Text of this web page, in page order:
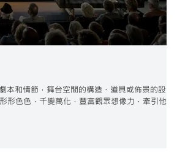
和情節，舞台空間的構造、道具或佈景的設
色色，千變萬化，豐富觀眾想像力，牽引他們